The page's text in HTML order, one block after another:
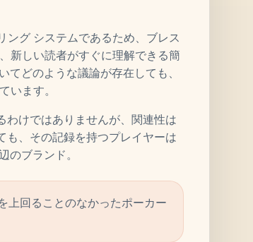
ング システムであるため、ブレス
新しい読者がすぐに理解できる簡
どのような議論が存在しても、
います。
わけではありませんが、関連性は
も、その記録を持つプレイヤーは
のブランド。
上回ることのなかったポーカー